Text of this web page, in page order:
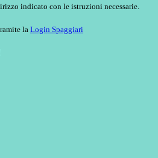
indicato con le istruzioni necessarie.
la Login Spaggiari